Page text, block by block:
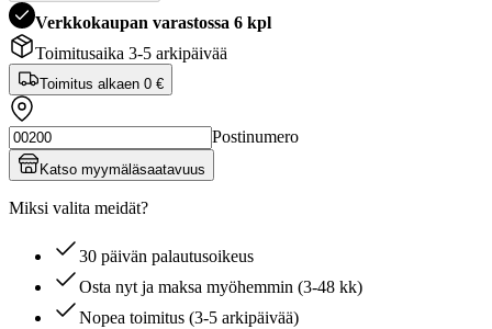
Verkkokaupan varastossa 6 kpl
Toimitusaika 3-5 arkipäivää
Toimitus alkaen 0 €
Postinumero
Katso myymäläsaatavuus
Miksi valita meidät?
30 päivän palautusoikeus
Osta nyt ja maksa myöhemmin (3-48 kk)
Nopea toimitus (3-5 arkipäivää)